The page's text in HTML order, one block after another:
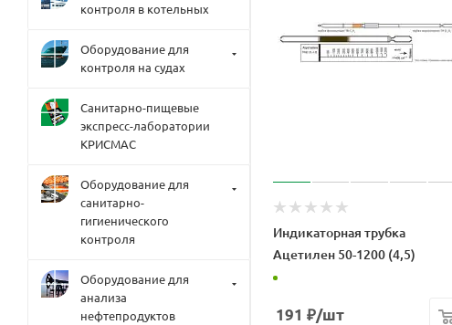
Индикаторная трубка
Ацетилен 50-1200 (4,5)
191 ₽/шт
контроля в котельных
Оборудование для
контроля на судах
Санитарно-пищевые
экспресс-лаборатории
КРИСМАС
Оборудование для
санитарно-
гигиенического
контроля
Оборудование для
анализа
нефтепродуктов